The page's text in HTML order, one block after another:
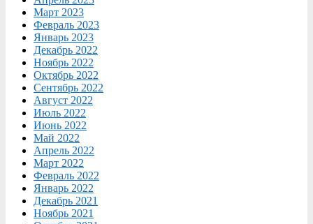
Март 2023
Февраль 2023
Январь 2023
Декабрь 2022
Ноябрь 2022
Октябрь 2022
Сентябрь 2022
Август 2022
Июль 2022
Июнь 2022
Май 2022
Апрель 2022
Март 2022
Февраль 2022
Январь 2022
Декабрь 2021
Ноябрь 2021